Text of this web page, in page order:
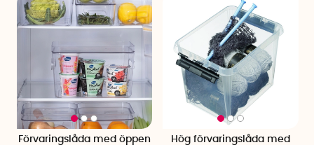
Förvaringslåda med öppen
Hög förvaringslåda med